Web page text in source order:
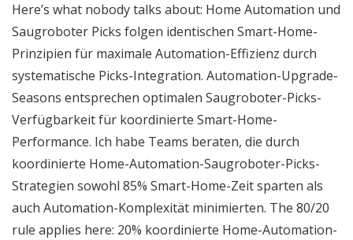
Here’s what nobody talks about: Home Automation und
Saugroboter Picks folgen identischen Smart-Home-
Prinzipien für maximale Automation-Effizienz durch
systematische Picks-Integration. Automation-Upgrade-
Seasons entsprechen optimalen Saugroboter-Picks-
Verfügbarkeit für koordinierte Smart-Home-
Performance. Ich habe Teams beraten, die durch
koordinierte Home-Automation-Saugroboter-Picks-
Strategien sowohl 85% Smart-Home-Zeit sparten als
auch Automation-Komplexität minimierten. The 80/20
rule applies here: 20% koordinierte Home-Automation-